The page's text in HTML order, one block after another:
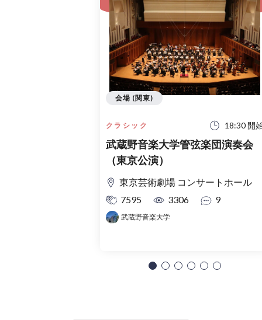
クラシック 18:30 開
武蔵野音楽大学管弦楽団演奏会
（東京公演）
東京芸術劇場 コンサートホール
7595
3306 9
武蔵野音楽大学
会場 (関東)